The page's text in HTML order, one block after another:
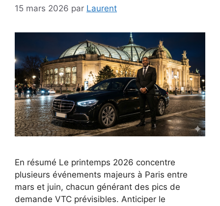
15 mars 2026 par Laurent
En résumé Le printemps 2026 concentre
plusieurs événements majeurs à Paris entre
mars et juin, chacun générant des pics de
demande VTC prévisibles. Anticiper le